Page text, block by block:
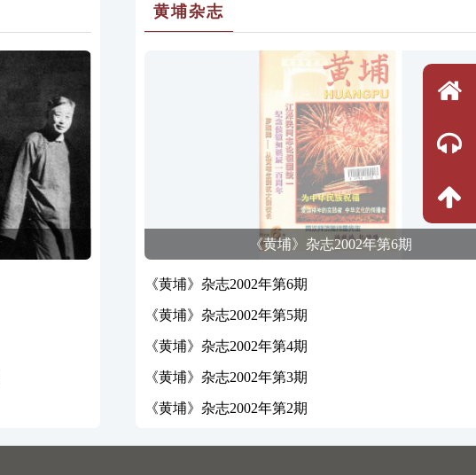
黄埔杂志
《黄埔》杂志2002年第6期
《黄埔》杂志2002年第6期
《黄埔》杂志2002年第5期
《黄埔》杂志2002年第4期
《黄埔》杂志2002年第3期
《黄埔》杂志2002年第2期